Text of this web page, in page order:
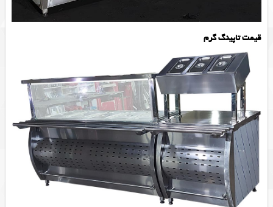
قیمت تاپینگ گرم